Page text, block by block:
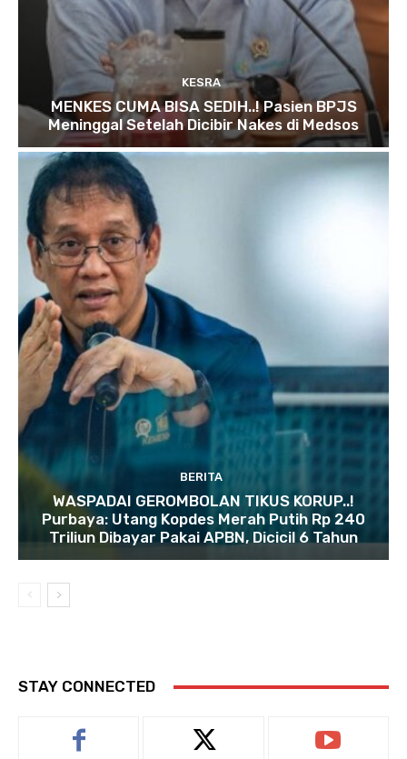
KESRA
MENKES CUMA BISA SEDIH..! Pasien BPJS
Meninggal Setelah Dicibir Nakes di Medsos
BERITA
WASPADAI GEROMBOLAN TIKUS KORUP..!
Purbaya: Utang Kopdes Merah Putih Rp 240
Triliun Dibayar Pakai APBN, Dicicil 6 Tahun
STAY CONNECTED